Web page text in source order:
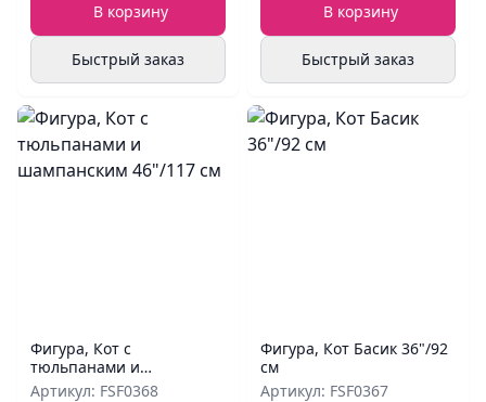
В корзину
Быстрый заказ
В корзину
Быстрый заказ
Фигура, Кот с
тюльпанами и
шампанским 46"/117 см
Артикул: FSF0368
Фигура, Кот Басик 36"/92
см
Артикул: FSF0367